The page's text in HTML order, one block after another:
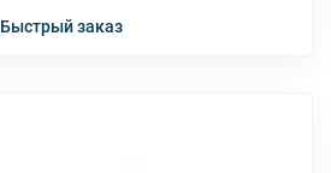
Быстрый заказ